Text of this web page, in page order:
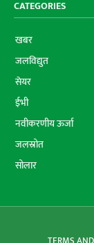
CATEGORIES
खबर
जलविद्युत
सेयर
ईभी
नवीकरणीय ऊर्जा
जलस्रोत
सोलार